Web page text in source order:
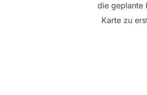
die geplante
Karte zu